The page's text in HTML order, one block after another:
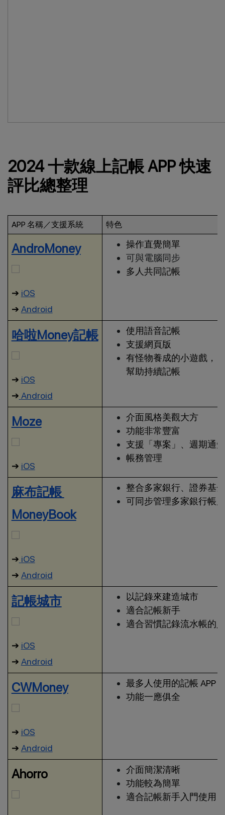
2024 十款線上記帳 APP 快速
評比總整理
APP 名稱／支援系統 特色
AndroMoney
➔ iOS
➔ Android
操作直覺簡單
可與電腦同步
多人共同記帳
哈啦Money記帳
➔ iOS
➔ Android
使用語音記帳
支援網頁版
有怪物養成的小遊戲，
幫助持續記帳
Moze
➔ iOS
介面風格美觀大方
功能非常豐富
支援「專案」、週期通知
帳務管理
麻布記帳
MoneyBook
➔ iOS
➔ Android
整合多家銀行、證券基金
可同步管理多家銀行帳
記帳城市
➔ iOS
➔ Android
以記錄來建造城市
適合記帳新手
適合習慣記錄流水帳的人
CWMoney
➔ iOS
➔ Android
最多人使用的記帳 APP
功能一應俱全
Ahorro
介面簡潔清晰
功能較為簡單
適合記帳新手入門使用